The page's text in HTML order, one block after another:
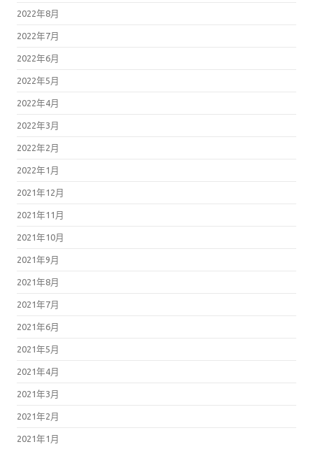
2022年8月
2022年7月
2022年6月
2022年5月
2022年4月
2022年3月
2022年2月
2022年1月
2021年12月
2021年11月
2021年10月
2021年9月
2021年8月
2021年7月
2021年6月
2021年5月
2021年4月
2021年3月
2021年2月
2021年1月